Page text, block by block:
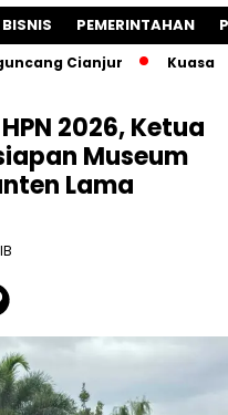
BISNIS PEMERINTAHAN
Cianjur Kuasa
2026, Ketua
Museum
Lama